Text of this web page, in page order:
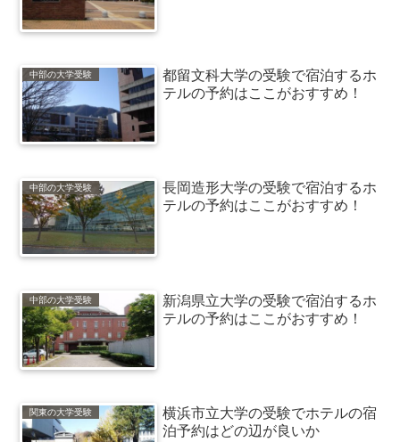
中部の大学受験
都留文科大学の受験で宿泊するホ
テルの予約はここがおすすめ！
中部の大学受験
長岡造形大学の受験で宿泊するホ
テルの予約はここがおすすめ！
中部の大学受験
新潟県立大学の受験で宿泊するホ
テルの予約はここがおすすめ！
関東の大学受験
横浜市立大学の受験でホテルの宿
泊予約はどの辺が良いか